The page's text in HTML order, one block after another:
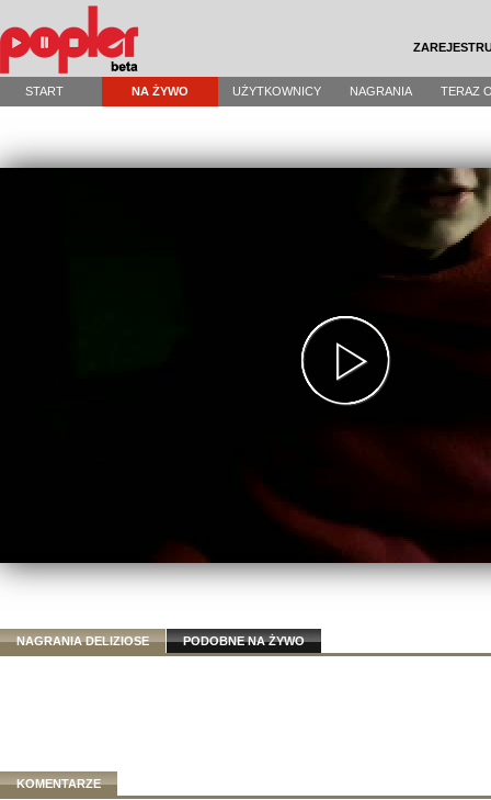
START NA ŻYWO UŻYTKOWNICY NAGRANIA TERAZ
NAGRANIA DELIZIOSE PODOBNE NA ŻYWO
KOMENTARZE